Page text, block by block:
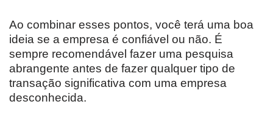
Ao combinar esses pontos, você terá uma boa
ideia se a empresa é confiável ou não. É
sempre recomendável fazer uma pesquisa
abrangente antes de fazer qualquer tipo de
transação significativa com uma empresa
desconhecida.